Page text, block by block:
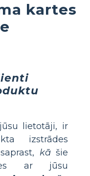
kartes
lietotāji, ir
izstrādes
kāšie
ar jūsu